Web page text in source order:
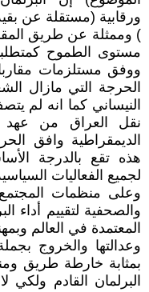
ورقابية (مستقلة عن
) وممثلة عن طريق
مستوى الطموح
ووفق مستلزمات
الحرجة التي مازال
النيساني كما انه لم
نقل العراق من عهد
الديمقراطية وافق
هذه تقع بالدرجة
لجميع الفعاليات
وعلى منظمات
والصحفية لتقييم أداء
المعتمدة في العالم
وعدالتها والخروج
بمثابة خارطة طريق
البرلمان القادم ولكي